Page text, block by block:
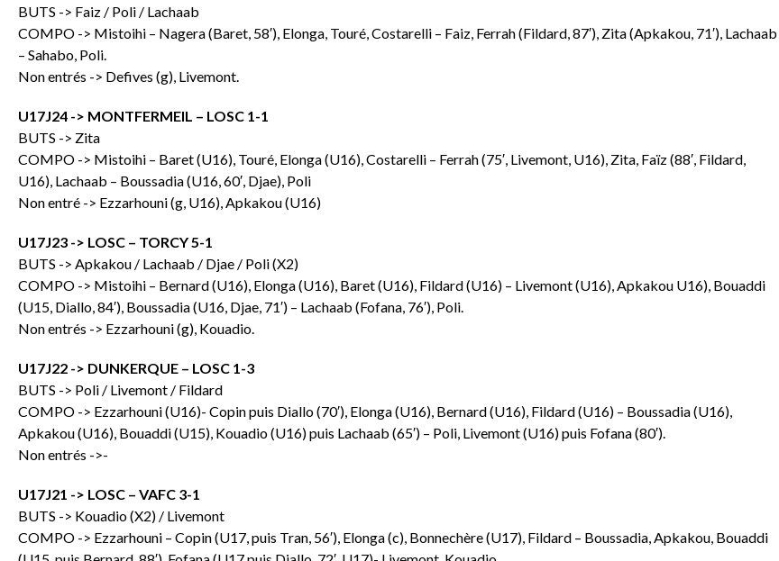
BUTS -> Faiz / Poli / Lachaab
COMPO -> Mistoihi – Nagera (Baret, 58′), Elonga, Touré, Costarelli – Faiz, Ferrah (Fildard, 87′), Zita (Apkakou, 71′), Lachaab
– Sahabo, Poli.
Non entrés -> Defives (g), Livemont.
U17J24 -> MONTFERMEIL – LOSC 1-1
BUTS -> Zita
COMPO -> Mistoihi – Baret (U16), Touré, Elonga (U16), Costarelli – Ferrah (75′, Livemont, U16), Zita, Faïz (88′, Fildard,
U16), Lachaab – Boussadia (U16, 60′, Djae), Poli
Non entré -> Ezzarhouni (g, U16), Apkakou (U16)
U17J23 -> LOSC – TORCY 5-1
BUTS -> Apkakou / Lachaab / Djae / Poli (X2)
COMPO -> Mistoihi – Bernard (U16), Elonga (U16), Baret (U16), Fildard (U16) – Livemont (U16), Apkakou U16), Bouaddi
(U15, Diallo, 84′), Boussadia (U16, Djae, 71′) – Lachaab (Fofana, 76′), Poli.
Non entrés -> Ezzarhouni (g), Kouadio.
U17J22 -> DUNKERQUE – LOSC 1-3
BUTS -> Poli / Livemont / Fildard
COMPO -> Ezzarhouni (U16)- Copin puis Diallo (70′), Elonga (U16), Bernard (U16), Fildard (U16) – Boussadia (U16),
Apkakou (U16), Bouaddi (U15), Kouadio (U16) puis Lachaab (65′) – Poli, Livemont (U16) puis Fofana (80′).
Non entrés ->-
U17J21 -> LOSC – VAFC 3-1
BUTS -> Kouadio (X2) / Livemont
COMPO -> Ezzarhouni – Copin (U17, puis Tran, 56′), Elonga (c), Bonnechère (U17), Fildard – Boussadia, Apkakou, Bouaddi